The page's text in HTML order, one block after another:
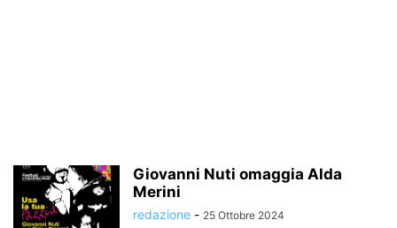
Giovanni Nuti omaggia Alda
Merini
redazione - 25 Ottobre 2024